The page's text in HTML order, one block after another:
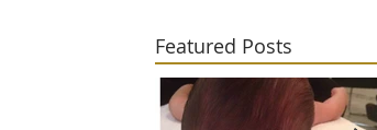
Featured Posts